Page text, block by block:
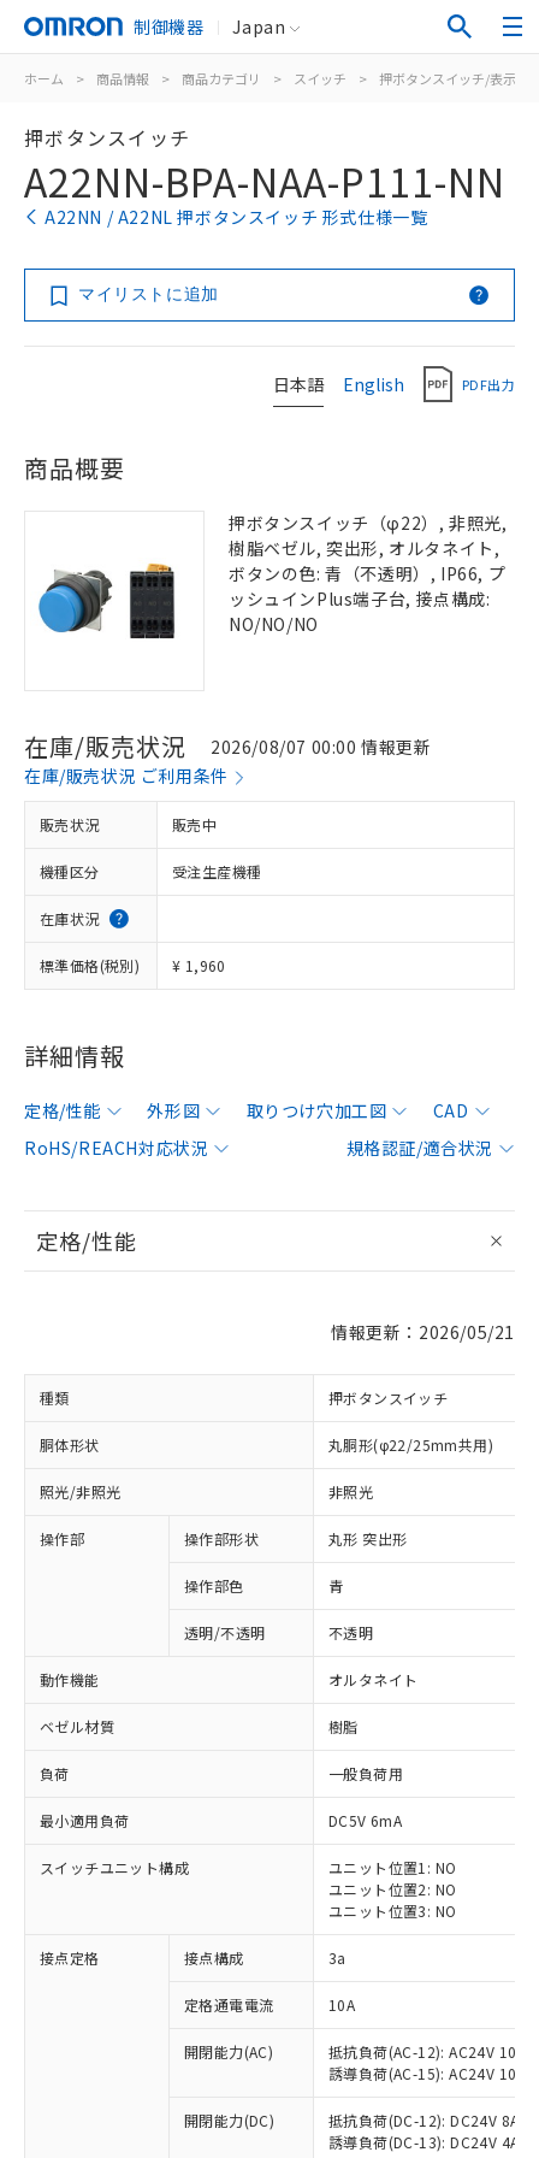
制御機器 Japan
ホーム > 商品情報 > 商品カテゴリ > スイッチ > 押ボタンスイッチ/表示灯
押ボタンスイッチ
A22NN-BPA-NAA-P111-NN
A22NN / A22NL 押ボタンスイッチ 形式仕様一覧
マイリストに追加
日本語 English PDF出力
商品概要
押ボタンスイッチ（φ22）, 非照光,
樹脂ベゼル, 突出形, オルタネイト,
ボタンの色: 青（不透明）, IP66, プ
ッシュインPlus端子台, 接点構成:
NO/NO/NO
在庫/販売状況
2026/08/07 00:00 情報更新
在庫/販売状況 ご利用条件
販売状況 販売中
機種区分 受注生産機種
在庫状況
標準価格(税別) ¥ 1,960
詳細情報
定格/性能 外形図 取りつけ穴加工図
CAD
RoHS/REACH対応状況
規格認証/適合状況
定格/性能
情報更新：2026/05/21
種類 押ボタンスイッチ
胴体形状 丸胴形(φ22/25mm共用)
照光/非照光 非照光
操作部 操作部形状 丸形 突出形
操作部色 青
透明/不透明 不透明
動作機能 オルタネイト
ベゼル材質 樹脂
負荷 一般負荷用
最小適用負荷 DC5V 6mA
スイッチユニット構成
ユニット位置1: NO
ユニット位置2: NO
ユニット位置3: NO
接点定格 接点構成 3a
定格通電電流 10A
開閉能力(AC)
抵抗負荷(AC-12): AC24V 10A/
誘導負荷(AC-15): AC24V
開閉能力(DC)
抵抗負荷(DC-12): DC24V 8A/
誘導負荷(DC-13): DC24V 4A/
ご利用条件
対応済み：EU RoHS指令（10物質）の
非含有に対応した製品が提供可能な商品で
有に対応した製品に切り替える予定のある